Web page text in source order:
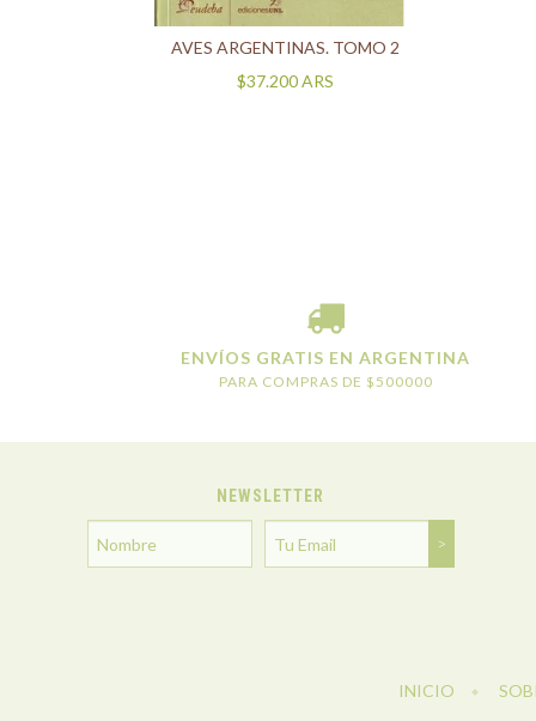
AVES ARGENTINAS. TOMO 2
$37.200ARS
ENVÍOS GRATIS EN ARGENTINA
PARA COMPRAS DE $500000
NEWSLETTER
INICIO